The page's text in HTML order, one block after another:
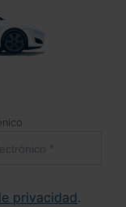
privacidad.